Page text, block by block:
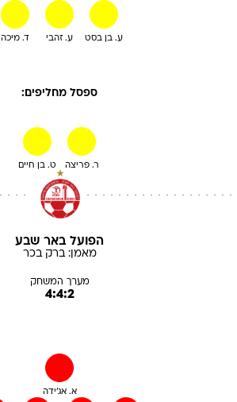
ד. מיכה ע. זהבי ע. בן בסט
ספסל מחליפים:
ט. בן חיים ר. פריצה
הפועל באר שבע
מאמן:ברק בכר
מערך המשחק
4:4:2
א. אג'ידה